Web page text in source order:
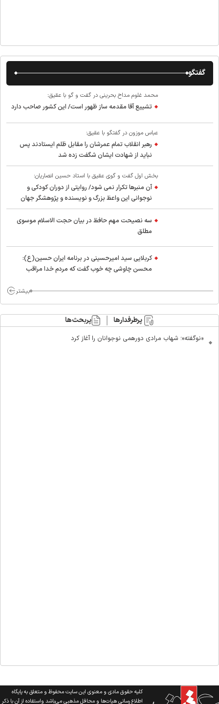
گفتگو
محمد غلوم مداح بحرینی در گفت و گو با عقیق:
تشییع آقا مقدمه ساز ظهور است/ این کشور صاحب دارد
عباس موزون در گفتگو با عقیق:
رهبر انقلاب تمام عمرشان را مقابل ظلم ایستادند پس
نباید از شهادت ایشان شگفت زده شد
بخش اول گفت و گوی عقیق با استاد حسین انصاریان:
آن منبرها تکرار نمی شود/ روایتی از دوران کودکی و
نوجوانی این واعظ بزرگ و نویسنده و پژوهشگر جهان
اسلام
سه نصیحت مهم حافظ در بیان حجت الاسلام موسوی
مطلق
کربلایی سید امیر‌حسینی در برنامه ایران حسین(ع):
محسن چاوشی چه خوب گفت که مردم خدا مراقب
بیشتر
پرطرفدارها پربحث‌ها
«نوگفته»؛ شهاب مرادی دورهمی نوجوانان را آغاز کرد
کلیه حقوق مادی و معنوی این سایت محفوظ و متعلق به پایگاه
اطلاع رسانی هیات‌ها و محافل مذهبی می‌باشد واستفاده از آن با ذکر